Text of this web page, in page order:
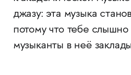
джазу: эта музыка
потому что тебе слышно
музыканты в неё